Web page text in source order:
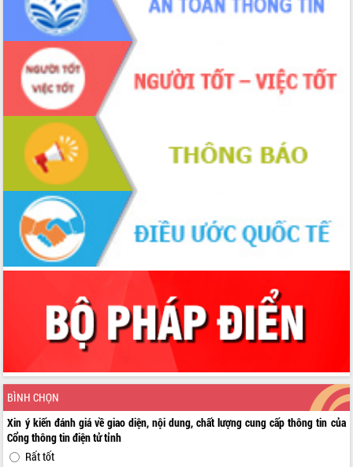
BÌNH CHỌN
Xin ý kiến đánh giá về giao diện, nội dung, chất lượng cung cấp thông tin của
Cổng thông tin điện tử tỉnh
Rất tốt